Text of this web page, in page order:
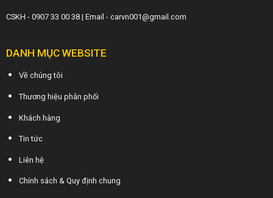
CSKH - 0907 33 00 38 | Email - carvn001@gmail.com
DANH MỤC WEBSITE
Về chúng tôi
Thương hiệu phân phối
Khách hàng
Tin tức
Liên hệ
Chính sách & Quy định chung